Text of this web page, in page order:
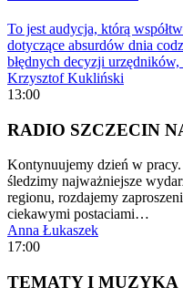
To jest audycja, którą
dotyczące absurdów dnia
błędnych decyzji
Krzysztof Kukliński
13:00
RADIO SZCZECIN
Kontynuujemy dzień w
śledzimy najważniejsze
regionu, rozdajemy
ciekawymi postaciami…
Anna Łukaszek
17:00
TEMATY I MUZYKA